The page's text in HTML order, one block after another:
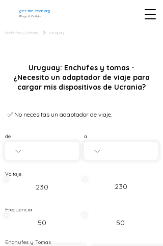
get-the-tech.org
Plugs & Outlets
Enchufes y Tomas Uruguay
Uruguay: Enchufes y tomas -
¿Necesito un adaptador de viaje para
cargar mis dispositivos de Ucrania?
✅ No necesitas un adaptador de viaje.
de a
Voltaje
230 230
Frecuencia
50 50
Enchufes y Tomas